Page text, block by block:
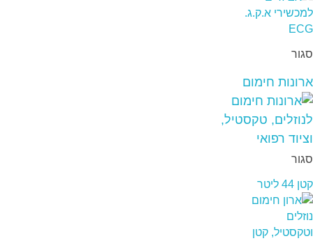
סגור
ארונות חימום
סגור
קטן 44 ליטר